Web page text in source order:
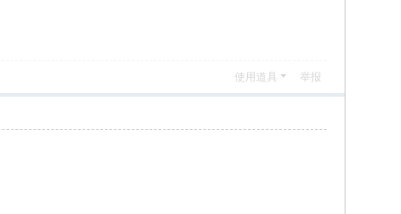
使用道具 举报